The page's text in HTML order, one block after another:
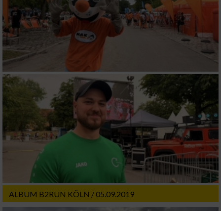
ALBUM B2RUN KÖLN / 05.09.2019